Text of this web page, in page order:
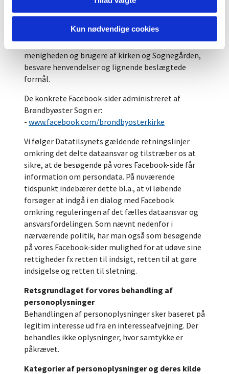
Kun nødvendige cookies
Vi og Facebook indsamler og behandler
personoplysninger, når du besøger kirkens
Facebook-sider ("fansider"). Formålet med
behandlingen er at kunne markedsføre os over for
menigheden og brugere af kirken og Sognegården,
besvare henvendelser og lignende beslægtede
formål.
De konkrete Facebook-sider administreret af
Brøndbyøster Sogn er:
- www.facebook.com/brondbyosterkirke
Vi følger Datatilsynets gældende retningslinjer
omkring det delte dataansvar og tilstræber os at
sikre, at de besøgende på vores Facebook-side får
information om persondata. På nuværende
tidspunkt indebærer dette bl.a., at vi løbende
forsøger at indgå i en dialog med Facebook
omkring reguleringen af det fælles dataansvar og
ansvarsfordelingen. Som nævnt nedenfor i
nærværende politik, har man også som besøgende
på vores Facebook-sider mulighed for at udøve sine
rettigheder fx retten til indsigt, retten til at gøre
indsigelse og retten til sletning.
Retsgrundlaget for vores behandling af
personoplysninger
Behandlingen af personoplysninger sker baseret på
legitim interesse ud fra en interesseafvejning. Der
behandles ikke oplysninger, hvor samtykke er
påkrævet.
Kategorier af personoplysninger og deres kilde